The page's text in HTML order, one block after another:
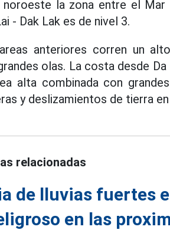
la zona entre el Mar
- Dak Lak es de nivel 3.
anteriores corren un
olas. La costa desde Da
alta combinada con
y deslizamientos de tierra
relacionadas
de lluvias fuertes
en las